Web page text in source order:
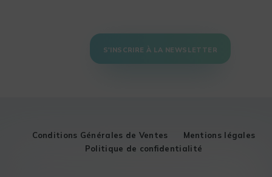
S'INSCRIRE À LA NEWSLETTER
Conditions Générales de Ventes
Mentions légales
Politique de confidentialité